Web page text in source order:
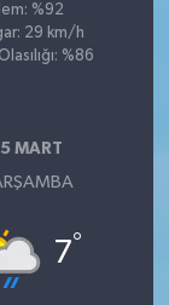
%92
29 km/h
%86
MART
7°